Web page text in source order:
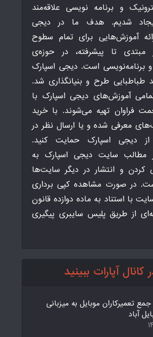
و برنامه نویسی علاقه‌مند
شدیم. هدف ما در دیجی
آموزش‌هایی برای تمام سطوح
مبتدی تا پیشرفته، در حوزه‌ی
و برنامه‌نویسی است. دیجی اسپارک
طباطبایی طرح و بنیانگذاری شد.
آموزش‌های دیجی اسپارک با
فراوان تهیه می‌شوند. با خرید
معرفی شده و یا ارسال نظر در
دیجی اسپارک حمایت کنید.
مطالب سایت دیجی اسپارک به
و انتشار در دیگر سایت‌ها
در صورت مشاهده کپی برداری
با استناد به ماده دوازده قانون
از طریق پلیس سایبری پیگیری
کانال آپارات ببینید
تعمیرکاران موبایل به میزبانی
آباد